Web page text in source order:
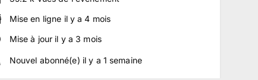
Mise en ligne il y a4 mois
Mise à jour il y a 3 mois
Nouvel abonné(e) il y a 1 semaine